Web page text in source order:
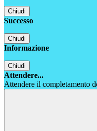
Chiudi
Successo
Chiudi
Informazione
Chiudi
Attendere...
Attendere il completamento